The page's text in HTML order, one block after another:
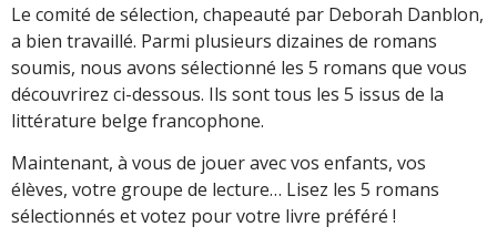
Le comité de sélection, chapeauté par Deborah Danblon,
a bien travaillé. Parmi plusieurs dizaines de romans
soumis, nous avons sélectionné les 5 romans que vous
découvrirez ci-dessous. Ils sont tous les 5 issus de la
littérature belge francophone.
Maintenant, à vous de jouer avec vos enfants, vos
élèves, votre groupe de lecture… Lisez les 5 romans
sélectionnés et votez pour votre livre préféré !